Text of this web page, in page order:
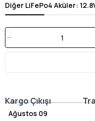
Diğer LiFePo4 Aküler:
Kargo Çıkışı
Ağustos 09